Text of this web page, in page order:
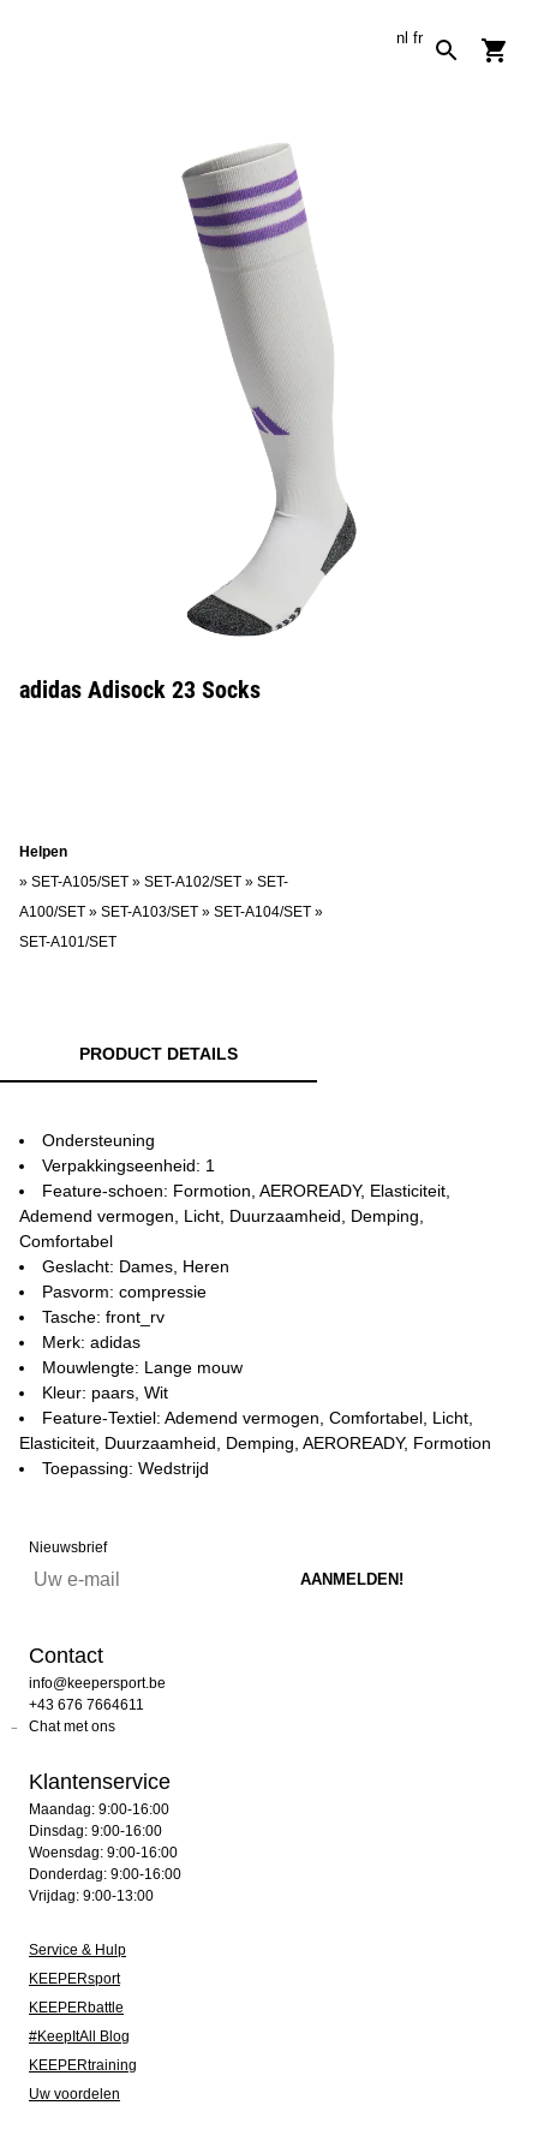
nl fr
adidas Adisock 23 Socks
Helpen
» SET-A105/SET » SET-A102/SET » SET-
A100/SET » SET-A103/SET » SET-A104/SET »
SET-A101/SET
PRODUCT DETAILS
Ondersteuning
Verpakkingseenheid: 1
Feature-schoen: Formotion, AEROREADY, Elasticiteit,
Ademend vermogen, Licht, Duurzaamheid, Demping,
Comfortabel
Geslacht: Dames, Heren
Pasvorm: compressie
Tasche: front_rv
Merk: adidas
Mouwlengte: Lange mouw
Kleur: paars, Wit
Feature-Textiel: Ademend vermogen, Comfortabel, Licht,
Elasticiteit, Duurzaamheid, Demping, AEROREADY, Formotion
Toepassing: Wedstrijd
Nieuwsbrief
Contact
info@keepersport.be
+43 676 7664611
Chat met ons
Klantenservice
Maandag: 9:00-16:00
Dinsdag: 9:00-16:00
Woensdag: 9:00-16:00
Donderdag: 9:00-16:00
Vrijdag: 9:00-13:00
Service & Hulp
KEEPERsport
KEEPERbattle
#KeepItAll Blog
KEEPERtraining
Uw voordelen